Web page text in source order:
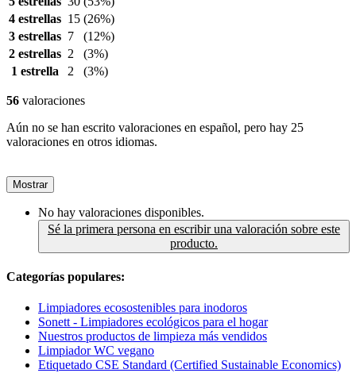
4 estrellas 15 (26%)
3 estrellas 7
(12%)
2 estrellas 2
(3%)
1 estrella
2 (3%)
56 valoraciones
Aún no se han escrito valoraciones en español, pero hay 25
valoraciones en otros idiomas.
Mostrar
No hay valoraciones disponibles.
Sé la primera persona en escribir una valoración sobre este
producto.
Categorías populares:
Limpiadores ecosostenibles para inodoros
Sonett - Limpiadores ecológicos para el hogar
Nuestros productos de limpieza más vendidos
Limpiador WC vegano
Etiquetado CSE Standard (Certified Sustainable Economics)